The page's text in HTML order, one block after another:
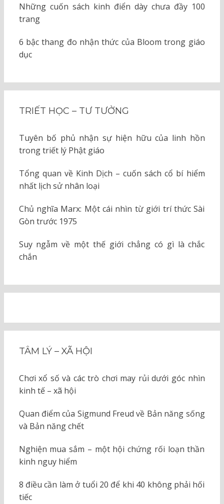
Những cuốn sách kinh điển dày chưa đầy 100
trang
6 bậc thang đo nhận thức của Bloom trong giáo
dục
TRIẾT HỌC – TƯ TƯỞNG
Tuyên bố phủ nhận sự hiện hữu của linh hồn
trong triết lý Phật giáo
Tổng quan về Kinh Dịch – cuốn sách cổ bí hiểm
nhất lịch sử nhân loại
Chủ nghĩa Marx: Một cái nhìn từ giới trí thức Sài
Gòn trước 1975
Suy ngẫm về một thế giới chẳng có gì là chắc
chắn
TÂM LÝ – XÃ HỘI
Chơi xổ số và các trò chơi may rủi dưới góc nhìn
kinh tế – xã hội
Quan điểm của Sigmund Freud về Bản năng sống
và Bản năng chết
Nghiện mua sắm – một hội chứng rối loạn thần
kinh nguy hiểm
8 điều cần làm ở tuổi 20 để khi 40 không phải hối
tiếc